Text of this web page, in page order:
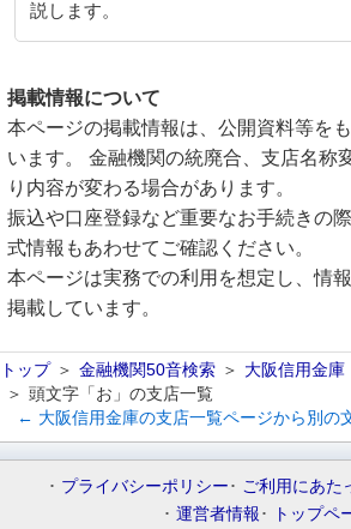
説します。
掲載情報について
本ページの掲載情報は、公開資料等を
います。 金融機関の統廃合、支店名称
り内容が変わる場合があります。
振込や口座登録など重要なお手続きの
式情報もあわせてご確認ください。
本ページは実務での利用を想定し、情
掲載しています。
トップ 金融機関50音検索
大阪信用金庫
頭文字「お」の支店一覧
← 大阪信用金庫の支店一覧ページから別の
プライバシーポリシー ご利用にあた
運営者情報
トップペ